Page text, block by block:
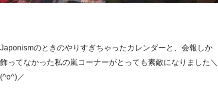
Japonismのときのやりすぎちゃったカレンダーと、会報しか
飾ってなかった私の嵐コーナーがとっても素敵になりました＼
(^o^)／